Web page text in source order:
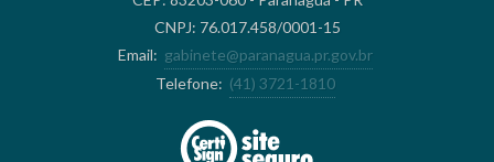
CNPJ: 76.017.458/0001-15
Email: gabinete@paranagua.pr.gov.br
Telefone: (41) 3721-1810